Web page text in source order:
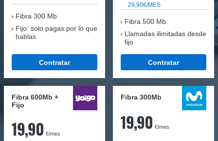
Fibra 300 Mb
Fijo: solo pagas por lo que
hablas
Contratar
29,90€/MES
Fibra 500 Mb
Llamadas ilimitadas desde
fijo
Contratar
Fibra 600Mb +
Fijo
19,90 €/mes
Fibra 300Mb
19,90 €/mes